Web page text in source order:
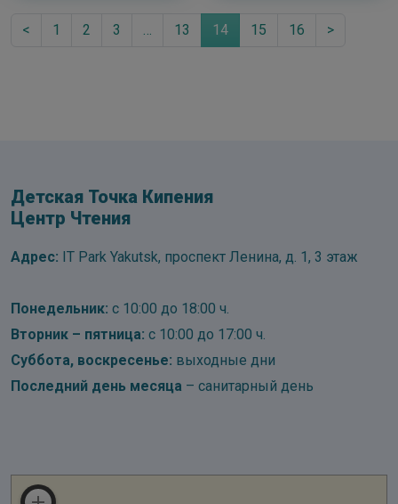
юбилей»
< 1 2 3 … 13 14 15 16 >
Детская Точка Кипения
Центр Чтения
Адрес: IT Park Yakutsk, проспект Ленина, д. 1, 3 этаж
Понедельник: с 10:00 до 18:00 ч.
Вторник – пятница: с 10:00 до 17:00 ч.
Суббота, воскресенье: выходные дни
Последний день месяца – санитарный день